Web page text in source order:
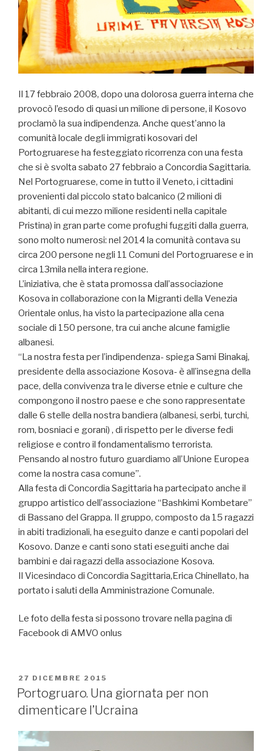
Il 17 febbraio 2008, dopo una dolorosa guerra interna che
provocò l’esodo di quasi un milione di persone, il Kosovo
proclamò la sua indipendenza. Anche quest’anno la
comunità locale degli immigrati kosovari del
Portogruarese ha festeggiato ricorrenza con una festa
che si è svolta sabato 27 febbraio a Concordia Sagittaria.
Nel Portogruarese, come in tutto il Veneto, i cittadini
provenienti dal piccolo stato balcanico (2 milioni di
abitanti, di cui mezzo milione residenti nella capitale
Pristina) in gran parte come profughi fuggiti dalla guerra,
sono molto numerosi: nel 2014 la comunità contava su
circa 200 persone negli 11 Comuni del Portogruarese e in
circa 13mila nella intera regione.
L’iniziativa, che è stata promossa dall’associazione
Kosova in collaborazione con la Migranti della Venezia
Orientale onlus, ha visto la partecipazione alla cena
sociale di 150 persone, tra cui anche alcune famiglie
albanesi.
“La nostra festa per l’indipendenza- spiega Sami Binakaj,
presidente della associazione Kosova- è all’insegna della
pace, della convivenza tra le diverse etnie e culture che
compongono il nostro paese e che sono rappresentate
dalle 6 stelle della nostra bandiera (albanesi, serbi, turchi,
rom, bosniaci e gorani) , di rispetto per le diverse fedi
religiose e contro il fondamentalismo terrorista.
Pensando al nostro futuro guardiamo all’Unione Europea
come la nostra casa comune”.
Alla festa di Concordia Sagittaria ha partecipato anche il
gruppo artistico dell’associazione “Bashkimi Kombetare”
di Bassano del Grappa. Il gruppo, composto da 15 ragazzi
in abiti tradizionali, ha eseguito danze e canti popolari del
Kosovo. Danze e canti sono stati eseguiti anche dai
bambini e dai ragazzi della associazione Kosova.
Il Vicesindaco di Concordia Sagittaria,Erica Chinellato, ha
portato i saluti della Amministrazione Comunale.
Le foto della festa si possono trovare nella pagina di
Facebook di AMVO onlus
PUBBLICATO
IL
27 DICEMBRE 2015
Portogruaro. Una giornata per non
dimenticare l’Ucraina